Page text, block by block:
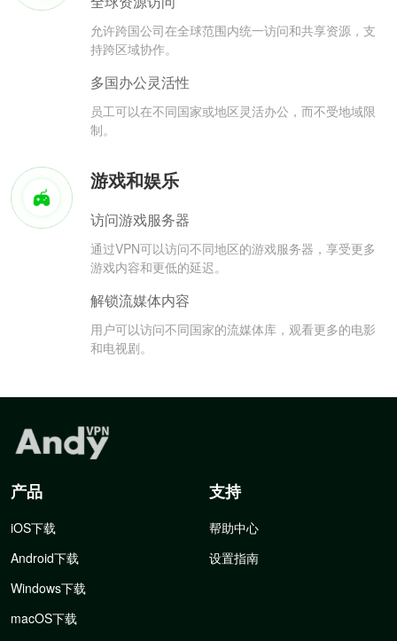
允许跨国公司在全球范围内统一访问和共享资源，支
持跨区域协作。
多国办公灵活性
员工可以在不同国家或地区灵活办公，而不受地域限
制。
游戏和娱乐
访问游戏服务器
通过VPN可以访问不同地区的游戏服务器，享受更多
游戏内容和更低的延迟。
解锁流媒体内容
用户可以访问不同国家的流媒体库，观看更多的电影
和电视剧。
产品
iOS下载
Android下载
Windows下载
macOS下载
支持
帮助中心
设置指南